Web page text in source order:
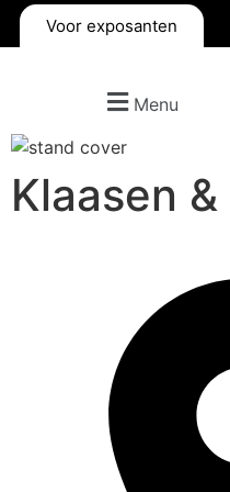
Voor exposanten
Menu
Klaasen &